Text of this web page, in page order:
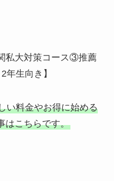
私大対策コース③推薦
年生向き】
い料金やお得に始める
はこちらです。